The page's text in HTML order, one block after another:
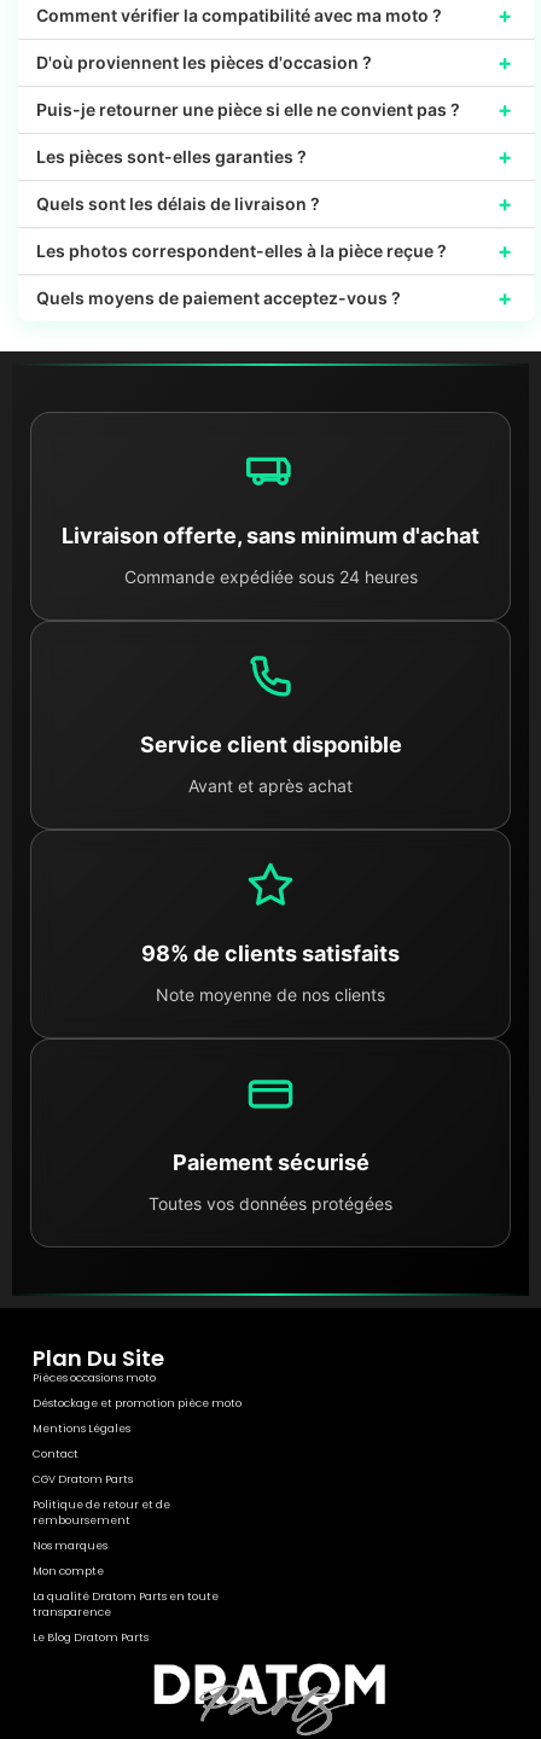
Comment vérifier la compatibilité avec ma moto ? +
D'où proviennent les pièces d'occasion ? +
Puis-je retourner une pièce si elle ne convient pas ? +
Les pièces sont-elles garanties ? +
Quels sont les délais de livraison ? +
Les photos correspondent-elles à la pièce reçue ? +
Quels moyens de paiement acceptez-vous ? +
Livraison offerte, sans minimum d'achat
Commande expédiée sous 24 heures
Service client disponible
Avant et après achat
98% de clients satisfaits
Note moyenne de nos clients
Paiement sécurisé
Toutes vos données protégées
Plan Du Site
Pièces occasions moto
Déstockage et promotion pièce moto
Mentions Légales
Contact
CGV Dratom Parts
Politique de retour et de
remboursement
Nos marques
Mon compte
La qualité Dratom Parts en toute
transparence
Le Blog Dratom Parts